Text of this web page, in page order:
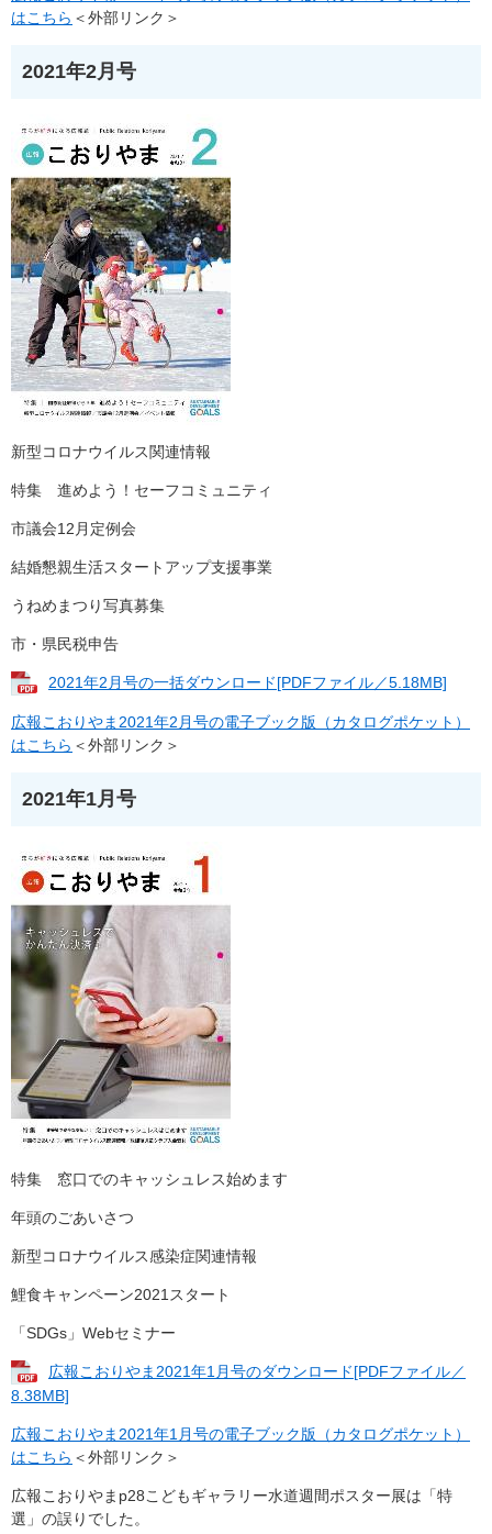
はこちら ＜外部リンク＞
2021年2月号
新型コロナウイルス関連情報
特集 進めよう！セーフコミュニティ
市議会12月定例会
結婚懇親生活スタートアップ支援事業
うねめまつり写真募集
市・県民税申告
2021年2月号の一括ダウンロード[PDFファイル／5.18MB]
広報こおりやま2021年2月号の電子ブック版（カタログポケット）
はこちら ＜外部リンク＞
2021年1月号
特集 窓口でのキャッシュレス始めます
年頭のごあいさつ
新型コロナウイルス感染症関連情報
鯉食キャンペーン2021スタート
「SDGs」Webセミナー
広報こおりやま2021年1月号のダウンロード[PDFファイル／
8.38MB]
広報こおりやま2021年1月号の電子ブック版（カタログポケット）
はこちら ＜外部リンク＞
広報こおりやまp28こどもギャラリー水道週間ポスター展は「特
選」の誤りでした。